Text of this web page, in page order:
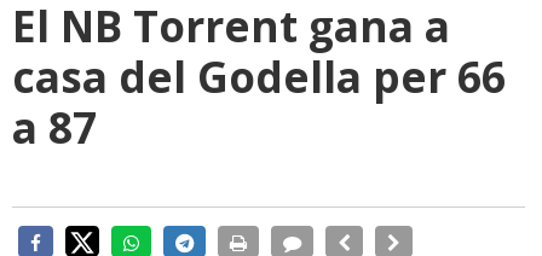
El NB Torrent gana a
casa del Godella per 66
a 87